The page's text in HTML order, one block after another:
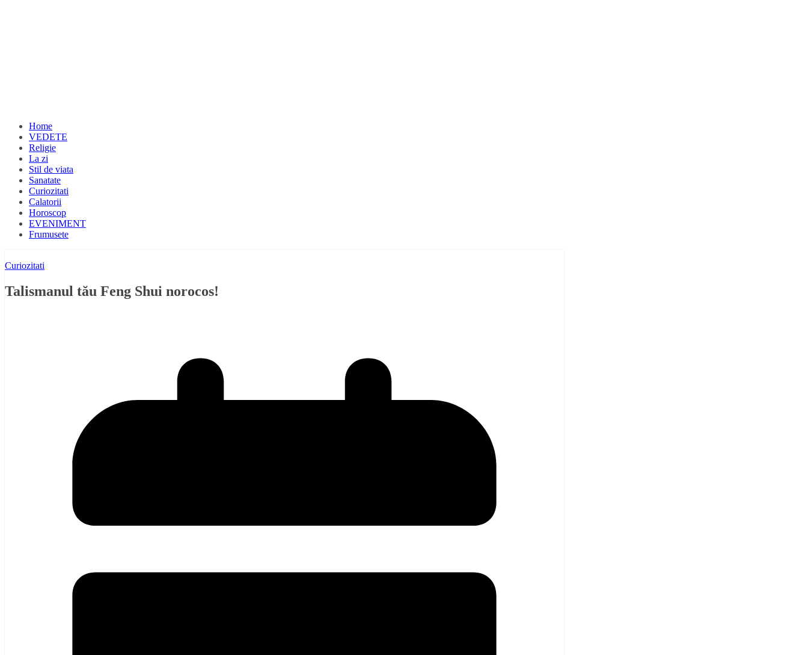
Home
VEDETE
Religie
La zi
Stil de viata
Sanatate
Curiozitati
Calatorii
Horoscop
EVENIMENT
Frumusete
Curiozitati
Talismanul tău Feng Shui norocos!